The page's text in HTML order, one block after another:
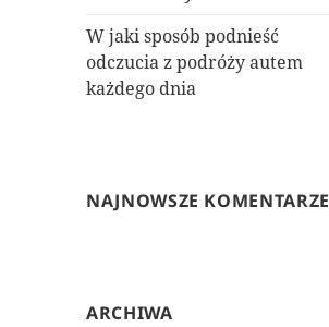
W jaki sposób podnieść
odczucia z podróży autem
każdego dnia
NAJNOWSZE KOMENTARZE
ARCHIWA